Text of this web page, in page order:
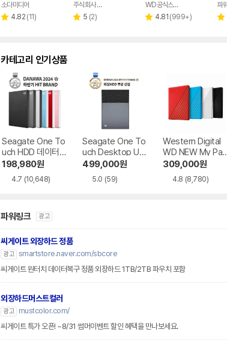
페이
소다미디어
별 4.82 리
(11)
주식회사 피아이디
별 5 리
(2)
페이
WD공식스토어
별 4.81 리
(999+)
별
카테고리 인기상품
Seagate One To
uch HDD 데이터복
구
198,980원
4.7 (10,648)
Seagate One To
uch Desktop US
B BUS Power 데
이터복구
499,000원
5.0 (59)
Western Digital
WD NEW My Pas
sport Gen3
309,000원
4.8 (8,780)
파워링크 광고
씨게이트 외장하드 정품
광고 smartstore.naver.com/sbcore
씨게이트 원터치 데이터복구 정품 외장하드 1TB/2TB 파우치 포함
외장하드머스트컬러
광고
mustcolor.com/
씨게이트 특가 오픈! ~8/31 썸머이벤트 할인 혜택을 만나보세요.